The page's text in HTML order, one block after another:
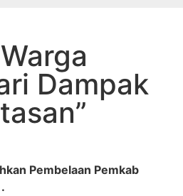
Dampak
Pembelaan Pemkab